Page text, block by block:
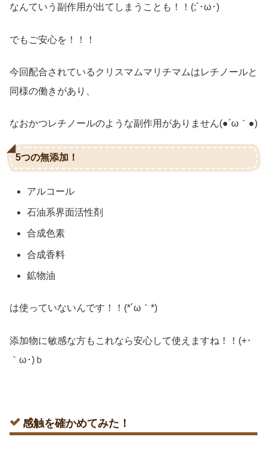
なんていう副作用が出てしまうことも！！(;´･ω･)
でもご安心を！！！
今回配合されているクリスマムマリチマムはレチノールと
同様の働きがあり、
なおかつレチノールのような副作用がありません(●´ω｀●)
5つの無添加！
アルコール
石油系界面活性剤
合成色素
合成香料
鉱物油
は使っていないんです！！(*´ω｀*)
添加物に敏感な方もこれなら安心して使えますね！！(+･
｀ω･)ｂ
感触を確かめてみた！